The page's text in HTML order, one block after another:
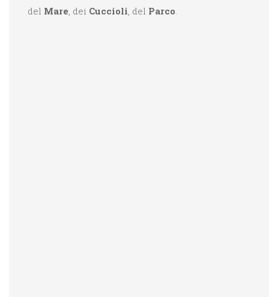
del Mare, dei Cuccioli, del Parco.